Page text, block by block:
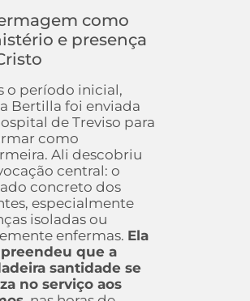
como
e presença
o período inicial,
Bertilla foi enviada
de Treviso para
como
Ali descobriu
central: o
concreto dos
especialmente
isoladas ou
enfermas. Ela
que a
santidade se
no serviço aos